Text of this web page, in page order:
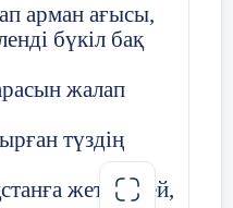
сахнамызға шабыт
қыркүйек айының
7 «Г» сыныбында
жиналысының
арман ағысы,
бүкіл бақ
жалап
түздің
жеткендей,